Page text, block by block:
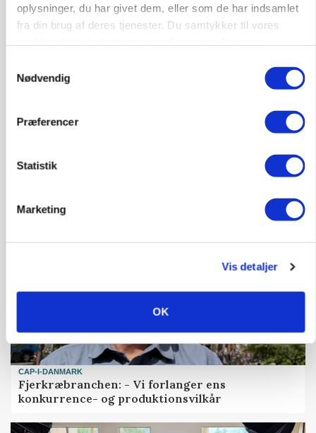
oplysninger, du har givet dem, eller som de har indsamlet
fra din brug af deres tjenester. Du samtykker til vores
Nødvendig
Præferencer
Statistik
Marketing
Vis detaljer
OK
KVÆG
KvægrådgivningDanmark: Er gyllekapaciteten
klar til 2027?
KWS Rallys topper årets sortsforsøg i vinterbyg
CAP-I-DANMARK
Fjerkræbranchen: - Vi forlanger ens
konkurrence- og produktionsvilkår